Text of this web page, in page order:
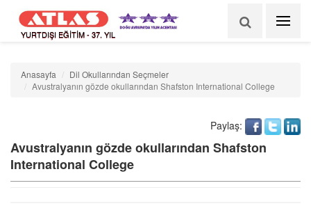
YURTDIŞI EĞİTİM - 37. YIL
Anasayfa
Dil Okullarından Seçmeler
Avustralyanın gözde okullarından Shafston International College
Avustralyanın gözde okullarından Shafston
International College
Paylaş: